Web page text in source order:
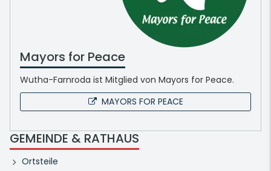
Mayors for Peace
Wutha-Farnroda ist Mitglied von Mayors for Peace.
MAYORS FOR PEACE
GEMEINDE & RATHAUS
Ortsteile